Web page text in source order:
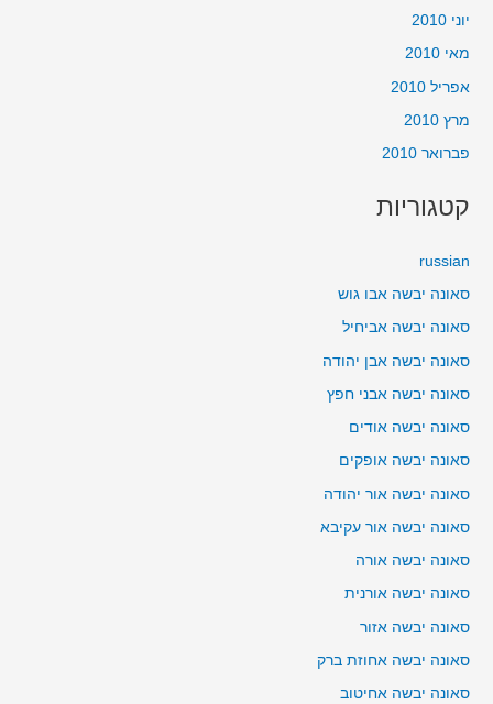
יוני 2010
מאי 2010
אפריל 2010
מרץ 2010
פברואר 2010
קטגוריות
russian
סאונה יבשה אבו גוש
סאונה יבשה אביחיל
סאונה יבשה אבן יהודה
סאונה יבשה אבני חפץ
סאונה יבשה אודים
סאונה יבשה אופקים
סאונה יבשה אור יהודה
סאונה יבשה אור עקיבא
סאונה יבשה אורה
סאונה יבשה אורנית
סאונה יבשה אזור
סאונה יבשה אחוזת ברק
סאונה יבשה אחיטוב